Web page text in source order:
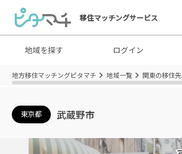
移住マッチングサービス
地域を探す ログイン
地方移住マッチングピタマチ 地域一覧 関東の移住先
東京都 武蔵野市